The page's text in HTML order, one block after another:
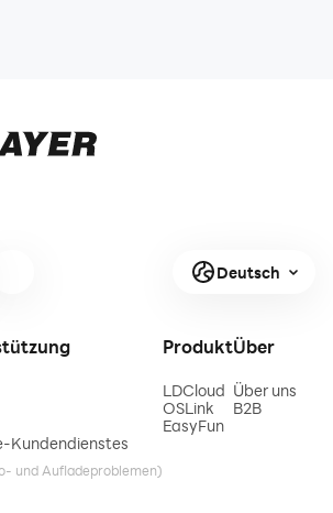
Deutsch
Kundendienstes
und Aufladeproblemen)
Produkt
LDCloud
OSLink
EasyFun
Über
Über uns
B2B